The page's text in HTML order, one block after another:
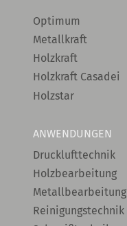
Optimum
Metallkraft
Holzkraft
Holzkraft Casadei
Holzstar
ANWENDUNGEN
Drucklufttechnik
Holzbearbeitung
Metallbearbeitung
Reinigungstechnik